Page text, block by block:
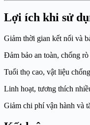
Lợi ích khi sử
Giảm thời gian kết nối và
Đảm bảo an toàn, chống
Tuổi thọ cao, vật liệu
Linh hoạt, tương thích
Giảm chi phí vận hành và